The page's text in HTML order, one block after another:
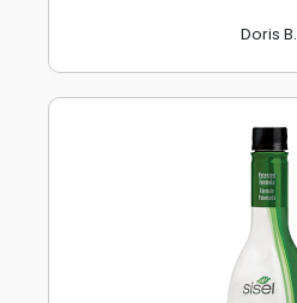
Doris B.